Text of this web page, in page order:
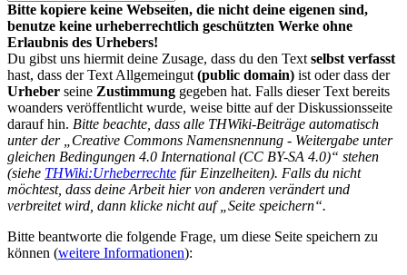
Bitte kopiere keine Webseiten, die nicht deine eigenen sind,
benutze keine urheberrechtlich geschützten Werke ohne
Erlaubnis des Urhebers!
Du gibst uns hiermit deine Zusage, dass du den Text selbst verfasst
hast, dass der Text Allgemeingut (public domain) ist oder dass der
Urheber seine Zustimmung gegeben hat. Falls dieser Text bereits
woanders veröffentlicht wurde, weise bitte auf der Diskussionsseite
darauf hin. Bitte beachte, dass alle THWiki-Beiträge automatisch
unter der „Creative Commons Namensnennung - Weitergabe unter
gleichen Bedingungen 4.0 International (CC BY-SA 4.0)“ stehen
(siehe THWiki:Urheberrechte für Einzelheiten). Falls du nicht
möchtest, dass deine Arbeit hier von anderen verändert und
verbreitet wird, dann klicke nicht auf „Seite speichern“.
Bitte beantworte die folgende Frage, um diese Seite speichern zu
können (weitere Informationen):